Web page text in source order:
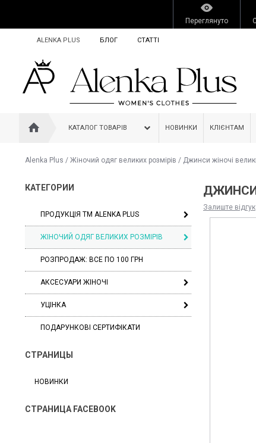
Переглянуто
ALENKA PLUS БЛОГ СТАТТІ
КАТАЛОГ ТОВАРІВ НОВИНКИ КЛІЄНТАМ
Alenka Plus / Жіночий одяг великих розмірів / Джинси жіночі
КАТЕГОРИИ
ПРОДУКЦІЯ ТМ ALENKA PLUS
ЖІНОЧИЙ ОДЯГ ВЕЛИКИХ РОЗМІРІВ
РОЗПРОДАЖ: ВСЕ ПО 100 ГРН
АКСЕСУАРИ ЖІНОЧІ
УЦІНКА
ПОДАРУНКОВІ СЕРТИФІКАТИ
СТРАНИЦЫ
НОВИНКИ
СТРАНИЦА FACEBOOK
ДЖИНСИ
Залиште відгук